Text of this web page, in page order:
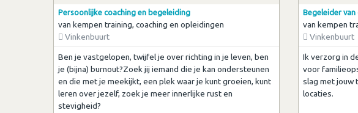
Persoonlijke coaching en begeleiding
van kempen training, coaching en opleidingen
Vinkenbuurt
Ben je vastgelopen, twijfel je over richting in je leven, ben
je (bijna) burnout?Zoek jij iemand die je kan ondersteunen
en die met je meekijkt, een plek waar je kunt groeien, kunt
leren over jezelf, zoek je meer innerlijke rust en
stevigheid?
Begeleider
van kempen
Vinkenbuurt
Ik verzorg in
voor
slag met jouw
locaties.